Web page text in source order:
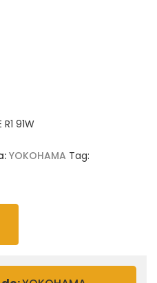
91W
YOKOHAMA Tag: